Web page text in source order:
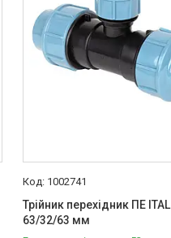
1002741
Трійник перехідник ПЕ ITAL
63/32/63 мм